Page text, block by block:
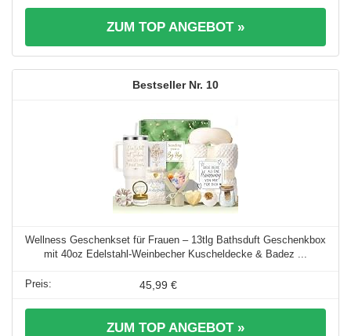
ZUM TOP ANGEBOT »
10
Wellness Geschenkset für Frauen – 13tlg Bathsduft Geschenkbox
mit 40oz Edelstahl-Weinbecher Kuscheldecke & Badez ...
45,99 €
ZUM TOP ANGEBOT »